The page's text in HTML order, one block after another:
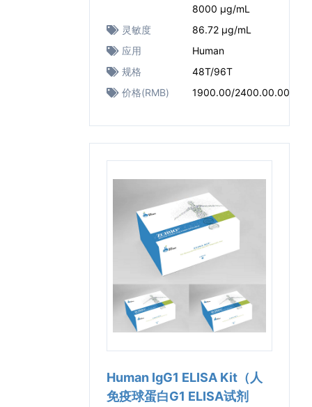
8000 μg/mL
灵敏度
86.72 μg/mL
应用
Human
规格
48T/96T
价格(RMB)
1900.00/2400.00.00
Human IgG1 ELISA Kit（人
免疫球蛋白G1 ELISA试剂